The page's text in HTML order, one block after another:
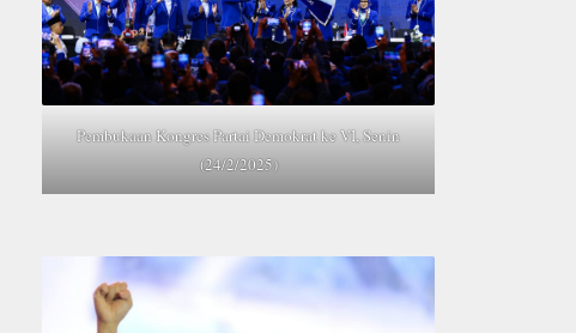
Pembukaan Kongres Partai Demokrat ke VI, Senin
(24/2/2025)